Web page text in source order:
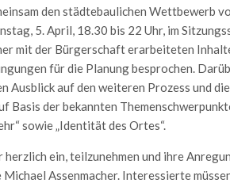
den städtebaulichen Wettbewerb
5. April, 18.30 bis 22 Uhr, im
mit der Bürgerschaft erarbeiteten
für die Planung besprochen.
Ausblick auf den weiteren Prozess und
der bekannten
sowie „Identität des Ortes“.
ein, teilzunehmen und ihre
Assenmacher. Interessierte